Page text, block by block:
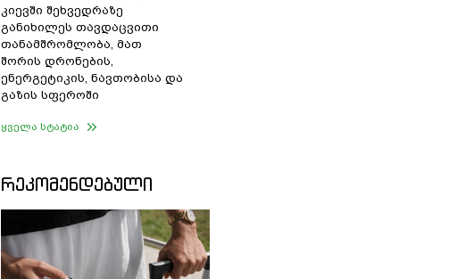
კიევში შეხვედრაზე
განიხილეს თავდაცვითი
თანამშრომლობა, მათ
შორის დრონების,
ენერგეტიკის, ნავთობისა და
გაზის სფეროში
ყველა სტატია
ᲠᲔᲙᲝᲛᲔᲜᲓᲔᲑᲣᲚᲘ